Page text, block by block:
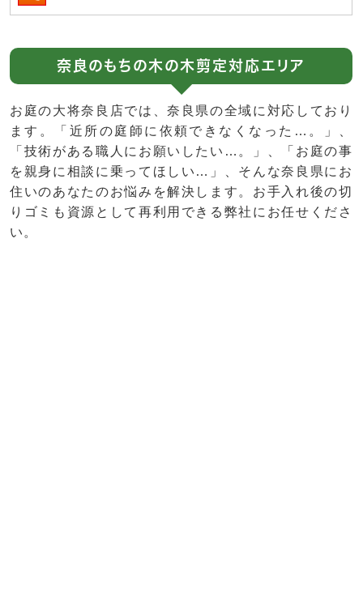
奈良のもちの木の木剪定対応エリア
お庭の大将奈良店では、奈良県の全域に対応しており
ます。「近所の庭師に依頼できなくなった…。」、
「技術がある職人にお願いしたい…。」、「お庭の事
を親身に相談に乗ってほしい…」、そんな奈良県にお
住いのあなたのお悩みを解決します。お手入れ後の切
りゴミも資源として再利用できる弊社にお任せくださ
い。